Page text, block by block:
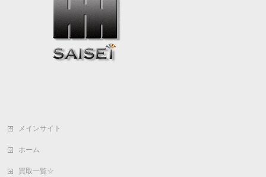
メインサイト
ホーム
買取一覧☆